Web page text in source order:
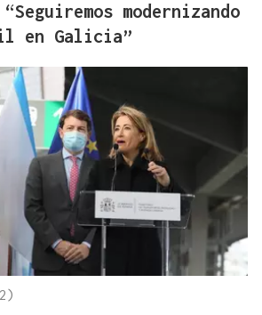
modernizando
en Galicia”